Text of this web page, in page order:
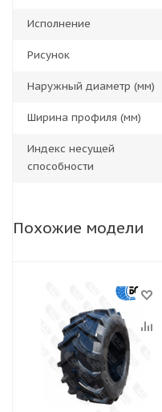
Исполнение
Рисунок
Наружный диаметр (мм)
Ширина профиля (мм)
Индекс несущей
способности
Похожие модели